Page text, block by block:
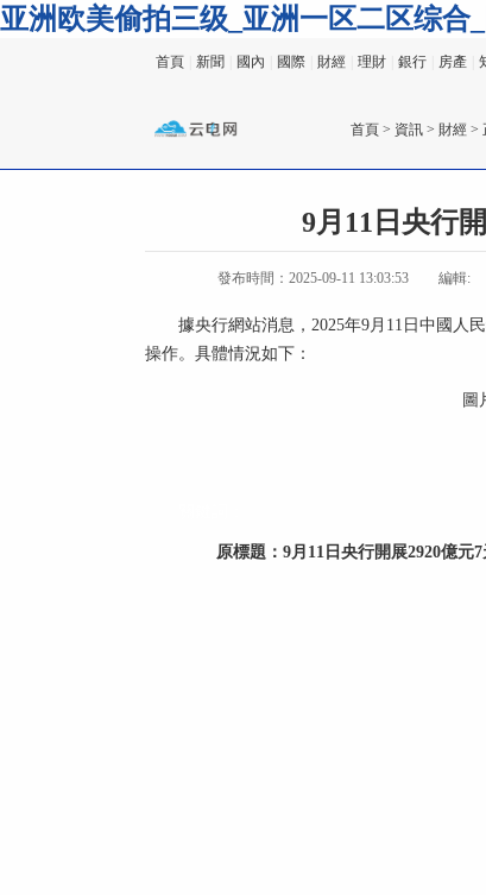
亚洲欧美偷拍三级_亚洲一区二区综
首頁 新聞 國內 國際 財經 理財 銀行 房產
首頁 > 資訊 > 財經 >
9月11日央行
發布時間：2025-09-11 13:03:53 編輯:
據央行網站消息，2025年9月11日中國人
操作。具體情況如下：
圖
原標題： 9月11日央行開展2920億元